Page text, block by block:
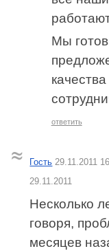
Мы
ответить
Гость 29.11.2011
29.11.2011
Несколько
говоря,
месяцев